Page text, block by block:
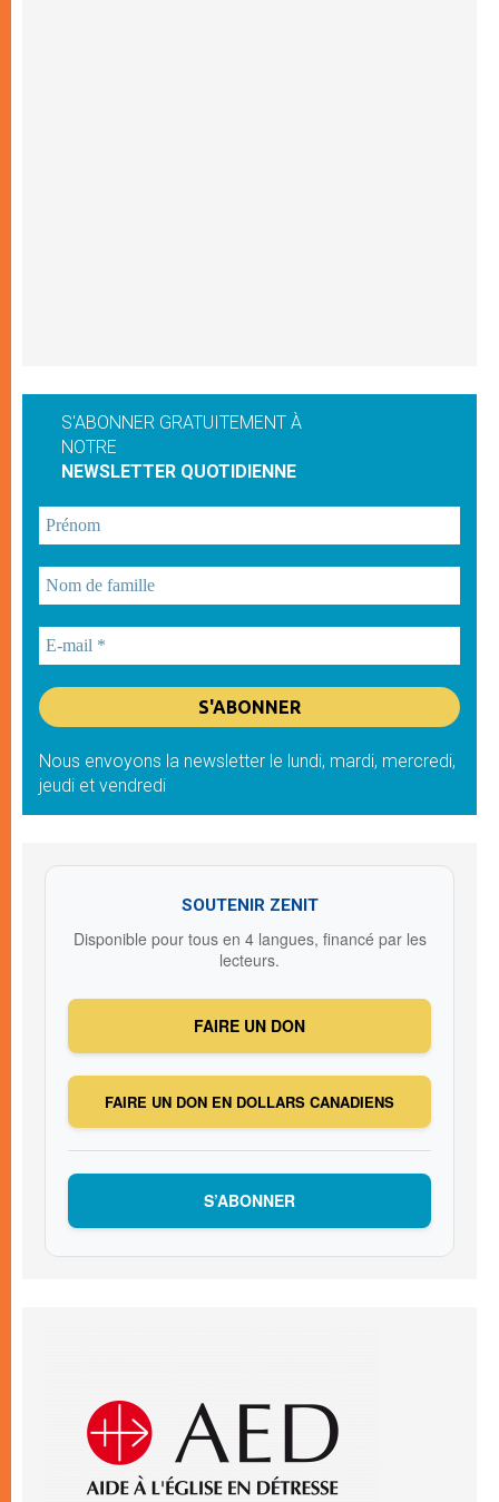
S'ABONNER GRATUITEMENT À
NOTRE
NEWSLETTER QUOTIDIENNE
Nous envoyons la newsletter le lundi, mardi, mercredi,
jeudi et vendredi
SOUTENIR ZENIT
Disponible pour tous en 4 langues, financé par les
lecteurs.
FAIRE UN DON
FAIRE UN DON EN DOLLARS CANADIENS
S’ABONNER